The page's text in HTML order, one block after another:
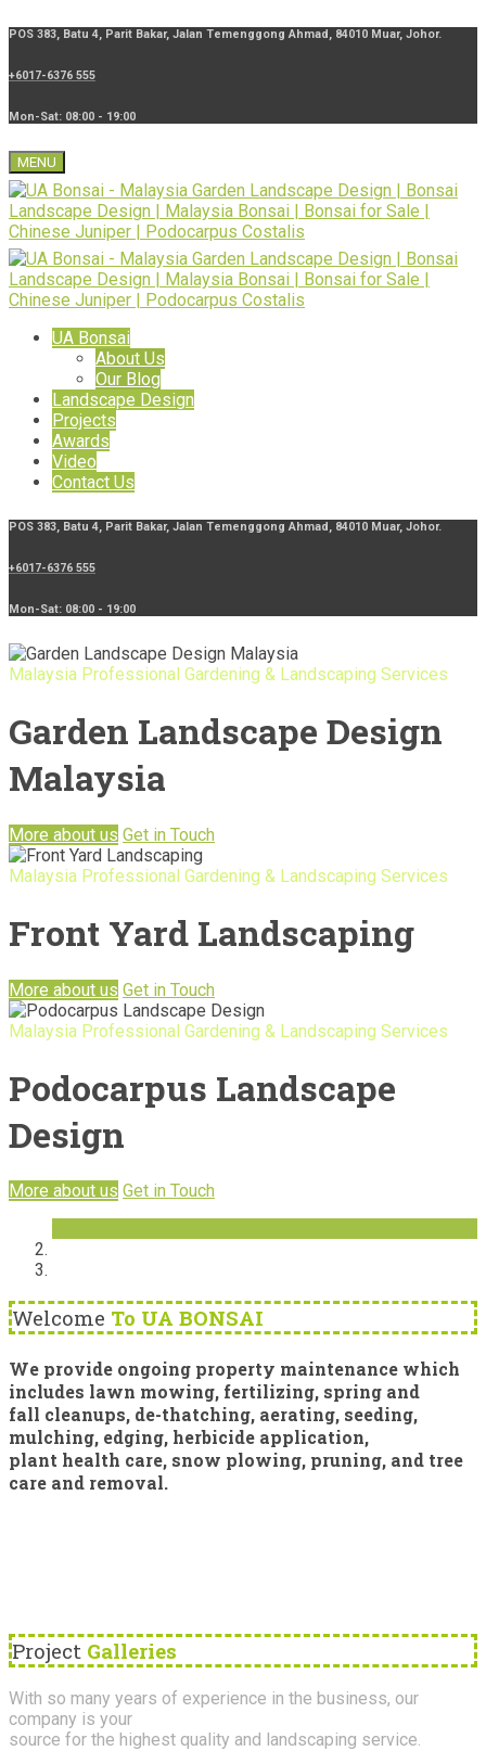
POS 383, Batu 4, Parit Bakar, Jalan Temenggong Ahmad, 84010 Muar, Johor.
+6017-6376 555
Mon-Sat: 08:00 - 19:00
MENU
UA Bonsai
About Us
Our Blog
Landscape Design
Projects
Awards
Video
Contact Us
POS 383, Batu 4, Parit Bakar, Jalan Temenggong Ahmad, 84010 Muar, Johor.
+6017-6376 555
Mon-Sat: 08:00 - 19:00
Malaysia Professional Gardening & Landscaping Services
Garden Landscape Design
Malaysia
More about us Get in Touch
Malaysia Professional Gardening & Landscaping Services
Front Yard Landscaping
More about us Get in Touch
Malaysia Professional Gardening & Landscaping Services
Podocarpus Landscape
Design
More about us Get in Touch
Welcome To UA BONSAI
We provide ongoing property maintenance which
includes lawn mowing, fertilizing, spring and
fall cleanups, de-thatching, aerating, seeding,
mulching, edging, herbicide application,
plant health care, snow plowing, pruning, and tree
care and removal.
Project Galleries
With so many years of experience in the business, our
company is your
source for the highest quality and landscaping service.